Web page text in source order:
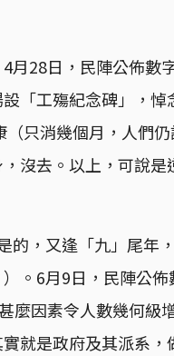
月28日，民陣公佈數
「工殤紀念碑」，悼
（只消幾個月，人們
沒去。以上，可說是
的，又逢「九」尾年
。6月9日，民陣公
麼因素令人數幾何級
就是政府及其派系，